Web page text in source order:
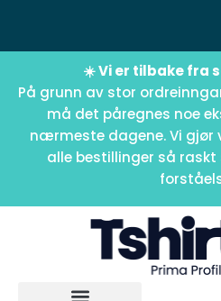
☀️ Vi er tilbake fra
På grunn av stor
må det påregnes noe
nærmeste dagene. Vi gjør
alle bestillinger så raskt